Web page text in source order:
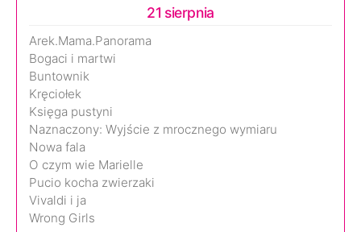
21 sierpnia
Arek.Mama.Panorama
Bogaci i martwi
Buntownik
Kręciołek
Księga pustyni
Naznaczony: Wyjście z mrocznego wymiaru
Nowa fala
O czym wie Marielle
Pucio kocha zwierzaki
Vivaldi i ja
Wrong Girls